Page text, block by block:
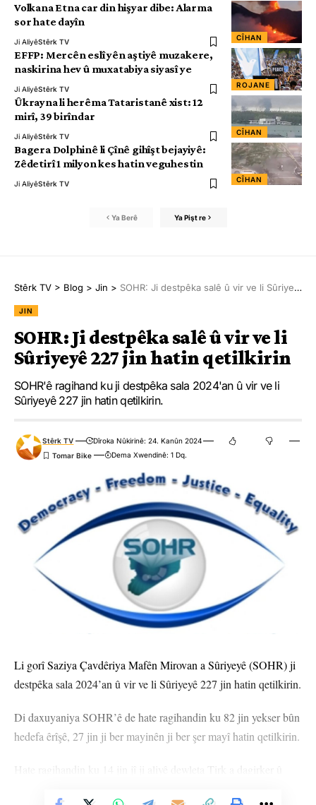
CÎHAN
Volkana Etna car din hişyar dibe: Alarma
sor hate dayîn
Ji AliyêStêrk TV
ROJANE
EFFP: Mercên eslî yên aştiyê muzakere,
naskirina hev û muxatabiya siyasî ye
Ji AliyêStêrk TV
CÎHAN
Ûkrayna li herêma Tataristanê xist: 12
mirî, 39 birîndar
Ji AliyêStêrk TV
CÎHAN
Bagera Dolphinê li Çînê gihîşt bejayiyê:
Zêdetirî 1 milyon kes hatin veguhestin
Ji AliyêStêrk TV
Ya Berê Ya Pişt re
Stêrk TV > Blog > Jin > SOHR: Ji destpêka salê û vir ve li Sûriyeyê 227 jin hatin qetilkirin
JIN
SOHR: Ji destpêka salê û vir ve li
Sûriyeyê 227 jin hatin qetilkirin
SOHR'ê ragihand ku ji destpêka sala 2024'an û vir ve li
Sûriyeyê 227 jin hatin qetilkirin.
Stêrk TV
Dîroka Nûkirinê: 24. Kanûn 2024
Dema Xwendinê: 1 Dq.
Li gorî Saziya Çavdêriya Mafên Mirovan a Sûriyeyê (SOHR) ji
destpêka sala 2024’an û vir ve li Sûriyeyê 227 jin hatin qetilkirin.
Di daxuyaniya SOHR’ê de hate ragihandin ku 82 jin yekser bûn
hedefa êrîşê, 27 jin ji ber mayinên ji ber şer mayî hatin qetilkirin.